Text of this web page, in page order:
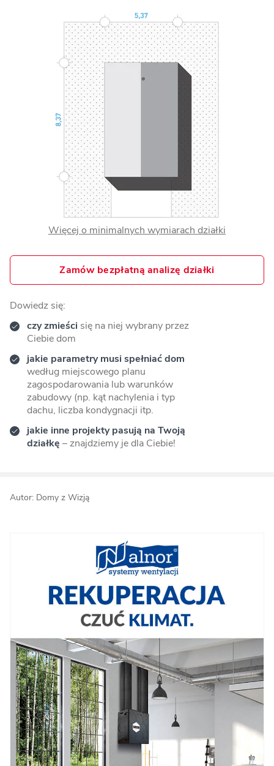
Więcej o minimalnych wymiarach działki
Zamów bezpłatną analizę działki
Dowiedz się:
czy zmieści się na niej wybrany przez
Ciebie dom
jakie parametry musi spełniać dom
według miejscowego planu
zagospodarowania lub warunków
zabudowy (np. kąt nachylenia i typ
dachu, liczba kondygnacji itp.
jakie inne projekty pasują na Twoją
działkę – znajdziemy je dla Ciebie!
Autor: Domy z Wizją